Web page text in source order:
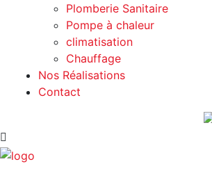
Plomberie Sanitaire
Pompe à chaleur
climatisation
Chauffage
Nos Réalisations
Contact